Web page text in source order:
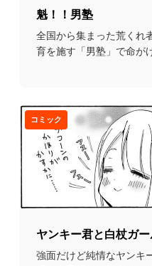
魁！！男塾
全国から集まった荒くれ
育を施す「男塾」で命が
コミック
ヤンキー君と白杖ガ
強面だけど純情なヤンキ